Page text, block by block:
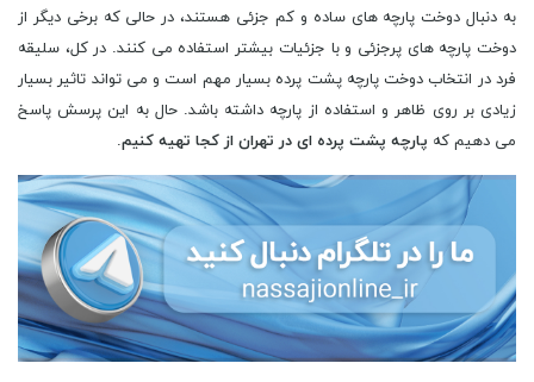
به دنبال دوخت پارچه های ساده و کم جزئی هستند، در حالی که برخی دیگر از
دوخت پارچه های پرجزئی و با جزئیات بیشتر استفاده می کنند. در کل، سلیقه
فرد در انتخاب دوخت پارچه پشت پرده بسیار مهم است و می تواند تاثیر بسیار
زیادی بر روی ظاهر و استفاده از پارچه داشته باشد. حال به این پرسش پاسخ
می دهیم که پارچه پشت پرده ای در تهران از کجا تهیه کنیم.